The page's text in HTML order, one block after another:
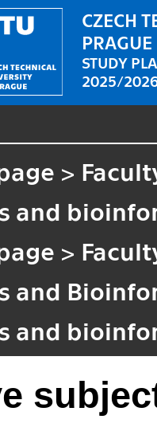
CZECH
PRAGUE
STUDY
2025/
>
and
>
and
and